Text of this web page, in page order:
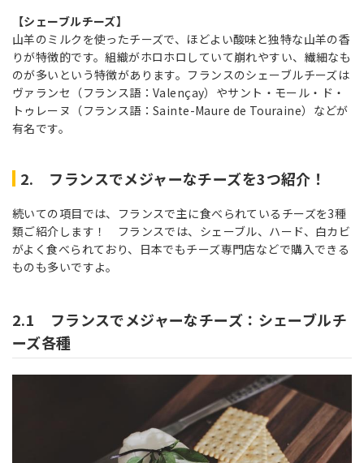
【シェーブルチーズ】
山羊のミルクを使ったチーズで、ほどよい酸味と独特な山羊の香
りが特徴的です。組織がホロホロしていて崩れやすい、繊細なも
のが多いという特徴があります。フランスのシェーブルチーズは
ヴァランセ（フランス語：Valençay）やサント・モール・ド・
トゥレーヌ（フランス語：Sainte-Maure de Touraine）などが
有名です。
2. フランスでメジャーなチーズを3つ紹介！
続いての項目では、フランスで主に食べられているチーズを3種
類ご紹介します！ フランスでは、シェーブル、ハード、白カビ
がよく食べられており、日本でもチーズ専門店などで購入できる
ものも多いですよ。
2.1 フランスでメジャーなチーズ：シェーブルチ
ーズ各種